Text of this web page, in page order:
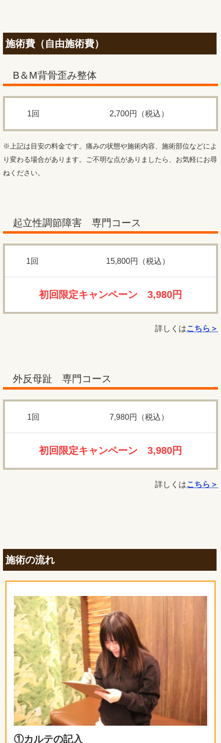
施術費（自由施術費）
B＆M背骨歪み整体
1回 2,700円（税込）
※上記は目安の料金です。痛みの状態や施術内容、施術部位などによ
り変わる場合があります。ご不明な点がありましたら、お気軽にお尋
ねください。
起立性調節障害 専門コース
1回 15,800円（税込）
初回限定キャンペーン 3,980円
詳しくはこちら＞
外反母趾 専門コース
1回 7,980円（税込）
初回限定キャンペーン 3,980円
詳しくはこちら＞
施術の流れ
①カルテの記入